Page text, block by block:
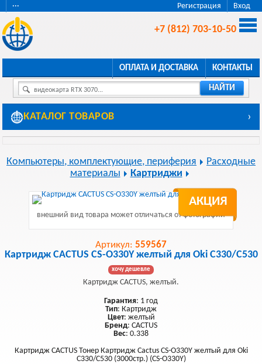
Регистрация Вход
···
+7 (812) 703-10-50
ОПЛАТА И ДОСТАВКА КОНТАКТЫ
видеокарта RTX 3070... НАЙТИ
КАТАЛОГ ТОВАРОВ ›
Компьютеры, комплектующие, периферия
Расходные
материалы
Картриджи
АКЦИЯ
внешний вид товара может отличаться от фотографии
Артикул: 559567
Картридж CACTUS CS-O330Y желтый для Oki C330/C530
хочу дешевле
Картридж CACTUS, желтый.
Гарантия: 1 год
Тип: Картридж
Цвет: желтый
Бренд: CACTUS
Вес: 0.338
Картридж CACTUS Тонер Картридж Cactus CS-O330Y желтый для Oki
C330/C530 (3000стр.) (CS-O330Y)